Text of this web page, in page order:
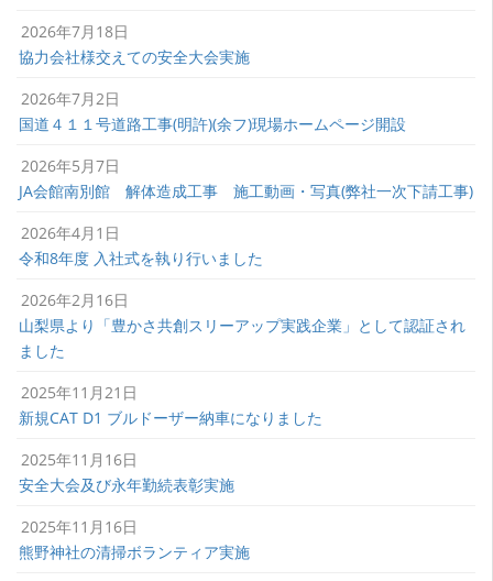
2026年7月18日
協力会社様交えての安全大会実施
2026年7月2日
国道４１１号道路工事(明許)(余フ)現場ホームページ開設
2026年5月7日
JA会館南別館 解体造成工事 施工動画・写真(弊社一次下請工事)
2026年4月1日
令和8年度 入社式を執り行いました
2026年2月16日
山梨県より「豊かさ共創スリーアップ実践企業」として認証され
ました
2025年11月21日
新規CAT D1 ブルドーザー納車になりました
2025年11月16日
安全大会及び永年勤続表彰実施
2025年11月16日
熊野神社の清掃ボランティア実施